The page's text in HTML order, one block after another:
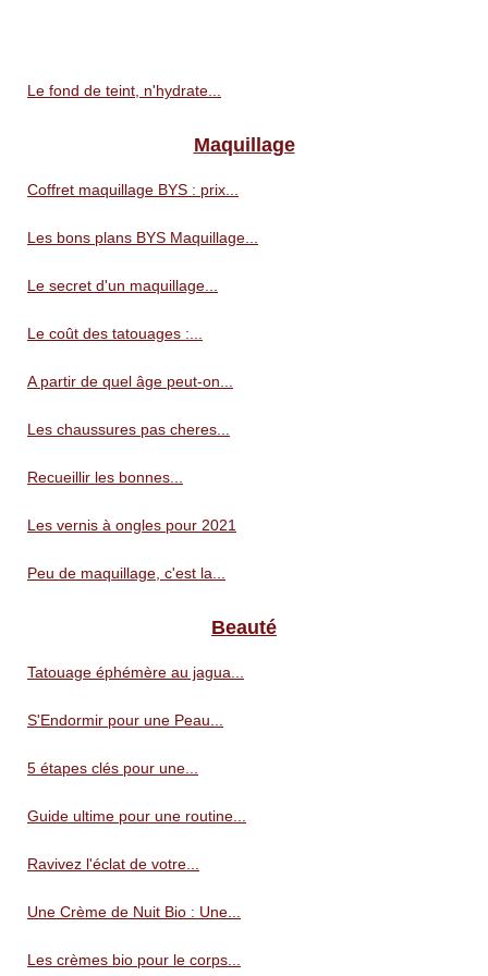
Le fond de teint, n'hydrate...
Maquillage
Coffret maquillage BYS : prix...
Les bons plans BYS Maquillage...
Le secret d'un maquillage...
Le coût des tatouages :...
A partir de quel âge peut-on...
Les chaussures pas cheres...
Recueillir les bonnes...
Les vernis à ongles pour 2021
Peu de maquillage, c'est la...
Beauté
Tatouage éphémère au jagua...
S'Endormir pour une Peau...
5 étapes clés pour une...
Guide ultime pour une routine...
Ravivez l'éclat de votre...
Une Crème de Nuit Bio : Une...
Les crèmes bio pour le corps...